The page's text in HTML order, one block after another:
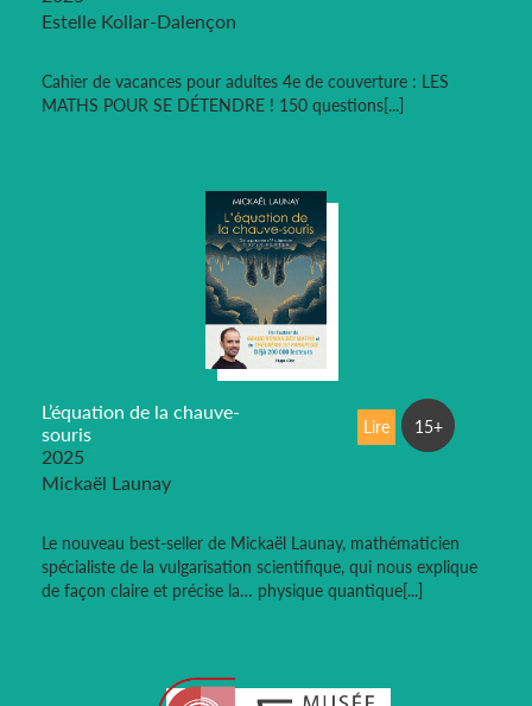
Estelle Kollar-Dalençon
Cahier de vacances pour adultes 4e de couverture : LES
MATHS POUR SE DÉTENDRE ! 150 questions[...]
L’équation de la chauve-
souris
2025
Mickaël Launay
Le nouveau best-seller de Mickaël Launay, mathématicien
spécialiste de la vulgarisation scientifique, qui nous explique
de façon claire et précise la… physique quantique[...]
Lire 15+